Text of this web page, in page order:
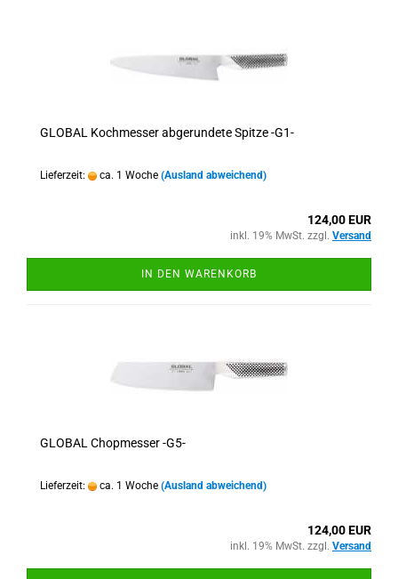
GLOBAL Kochmesser abgerundete Spitze -G1-
Lieferzeit: ca. 1 Woche (Ausland abweichend)
124,00 EUR
inkl. 19% MwSt. zzgl. Versand
IN DEN WARENKORB
GLOBAL Chopmesser -G5-
Lieferzeit: ca. 1 Woche (Ausland abweichend)
124,00 EUR
inkl. 19% MwSt. zzgl. Versand